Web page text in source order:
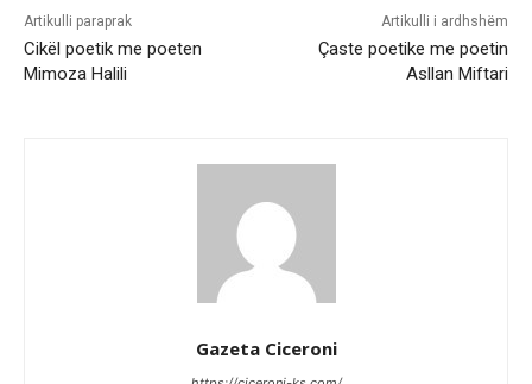
Artikulli paraprak
Cikël poetik me poeten
Mimoza Halili
Artikulli i ardhshëm
Çaste poetike me poetin
Asllan Miftari
Gazeta Ciceroni